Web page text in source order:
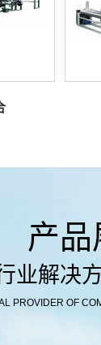
产品
业解决
PROVIDER OF